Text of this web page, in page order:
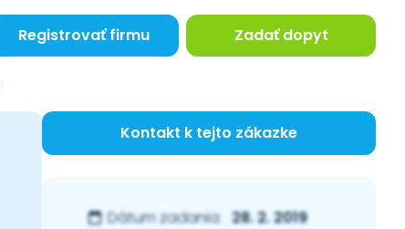
Registrovať firmu Zadať dopyt
Kontakt k tejto zákazke
Dátum zadania: 28. 2. 2019